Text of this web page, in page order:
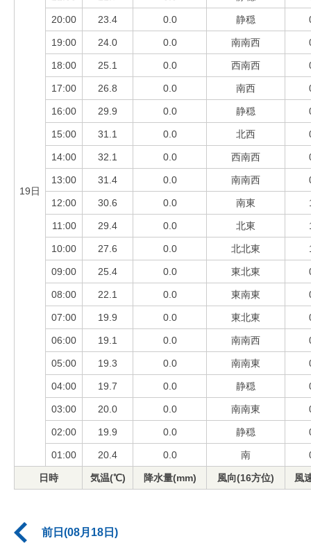
19日
20:00 23.4 0.0 静穏
19:00 24.0 0.0 南南西
18:00 25.1 0.0 西南西
17:00 26.8 0.0 南西
16:00 29.9 0.0 静穏
15:00 31.1 0.0 北西
14:00 32.1 0.0 西南西
13:00 31.4 0.0 南南西
12:00 30.6 0.0 南東
11:00 29.4 0.0 北東
10:00 27.6 0.0 北北東
09:00 25.4 0.0 東北東
08:00 22.1 0.0 東南東
07:00 19.9 0.0 東北東
06:00 19.1 0.0 南南西
05:00 19.3 0.0 南南東
04:00 19.7 0.0 静穏
03:00 20.0 0.0 南南東
02:00 19.9 0.0 静穏
01:00 20.4 0.0 南
日時 気温(℃) 降水量(mm) 風向(16方位) 風
前日(08月18日)